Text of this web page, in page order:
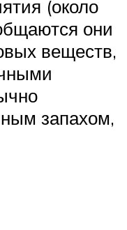
(около
они
веществ,
запахом,